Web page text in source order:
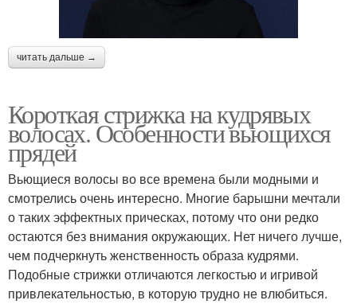
читать дальше →
Короткая стрижка на кудрявых
волосах. Особенности вьющихся
прядей
Вьющиеся волосы во все времена были модными и
смотрелись очень интересно. Многие барышни мечтали
о таких эффектных прическах, потому что они редко
остаются без внимания окружающих. Нет ничего лучше,
чем подчеркнуть женственность образа кудрями.
Подобные стрижки отличаются легкостью и игривой
привлекательностью, в которую трудно не влюбиться.